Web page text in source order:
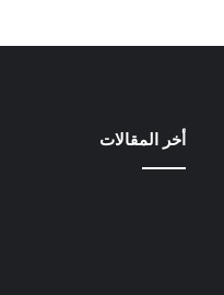
أخر المقالات